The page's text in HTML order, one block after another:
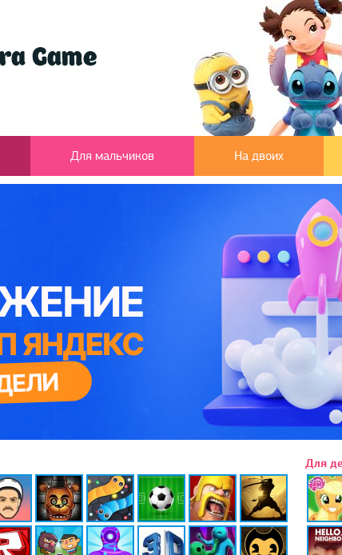
Для мальчиков На двоих
Для